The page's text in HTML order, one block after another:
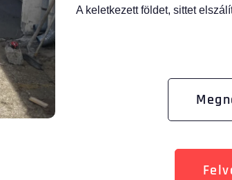
A keletkezett földet, sittet